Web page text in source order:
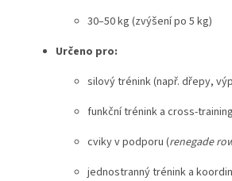
30–50 kg (zvýšení po 5 kg)
Určeno pro:
silový trénink (např. dřepy,
funkční trénink a cross-training
cviky v podporu (renegade
jednostranný trénink a